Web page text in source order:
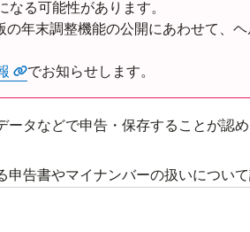
る可能性があります。
年末調整機能の公開にあわせて、
でお知らせします。
タなどで申告・保存することが認
告書やマイナンバーの扱いについて